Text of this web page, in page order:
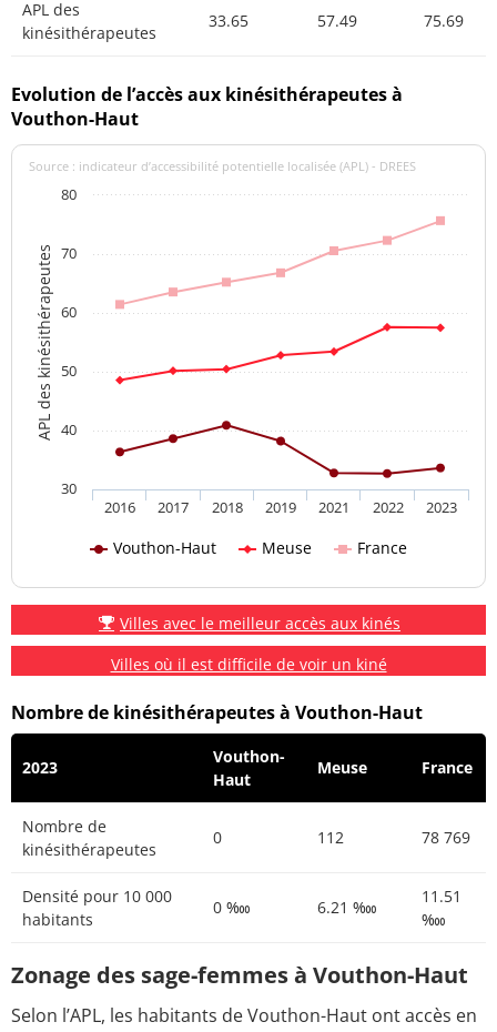
APL des
kinésithérapeutes
33.65 57.49 75.69
Evolution de l’accès aux kinésithérapeutes à
Vouthon-Haut
APL des kinésithérapeutes
Source : indicateur d’accessibilité potentielle localisée (APL) - DREES
Vouthon-Haut Meuse France
2016 2017 2018 2019 2021 2022 2023
30
40
50
60
70
80
Villes avec le meilleur accès aux kinés
Villes où il est difficile de voir un kiné
Nombre de kinésithérapeutes à Vouthon-Haut
2023
Vouthon-
Haut
Meuse France
Nombre de
kinésithérapeutes
0 112 78 769
Densité pour 10 000
habitants
0 ‱ 6.21 ‱
11.51
‱
Zonage des sage-femmes à Vouthon-Haut
Selon l’APL, les habitants de Vouthon-Haut ont accès en